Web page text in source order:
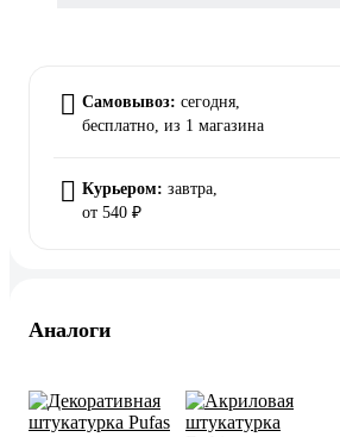
Самовывоз: сегодня,
бесплатно, из 1 магазина
Курьером: завтра,
от 540 ₽
Аналоги